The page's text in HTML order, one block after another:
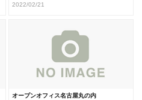
2022/02/21
オープンオフィス名古屋丸の内